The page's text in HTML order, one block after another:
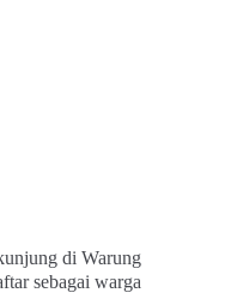
di Warung
sebagai warga